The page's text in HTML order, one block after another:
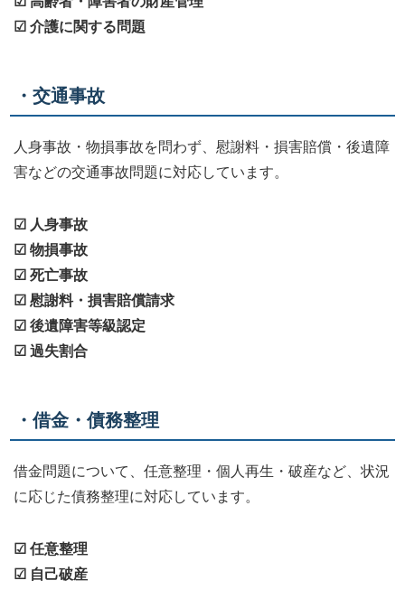
☑ 介護に関する問題
・交通事故
人身事故・物損事故を問わず、慰謝料・損害賠償・後遺障
害などの交通事故問題に対応しています。
☑ 人身事故
☑ 物損事故
☑ 死亡事故
☑ 慰謝料・損害賠償請求
☑ 後遺障害等級認定
☑ 過失割合
・借金・債務整理
借金問題について、任意整理・個人再生・破産など、状況
に応じた債務整理に対応しています。
☑ 任意整理
☑ 自己破産